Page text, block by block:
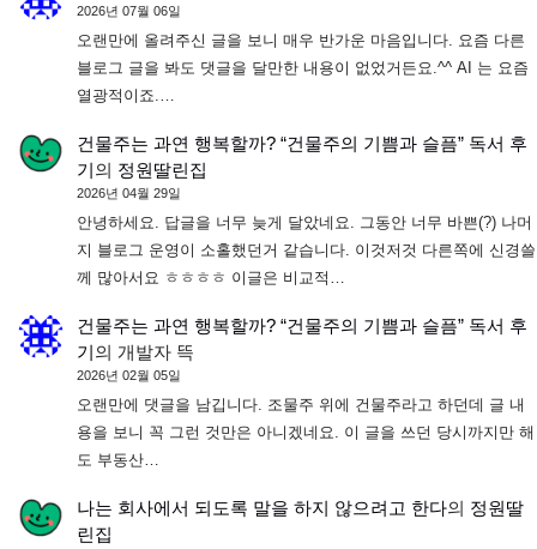
2026년 07월 06일
오랜만에 올려주신 글을 보니 매우 반가운 마음입니다. 요즘 다른
블로그 글을 봐도 댓글을 달만한 내용이 없었거든요.^^ AI 는 요즘
열광적이죠.…
건물주는 과연 행복할까? “건물주의 기쁨과 슬픔” 독서 후
기의 정원딸린집
2026년 04월 29일
안녕하세요. 답글을 너무 늦게 달았네요. 그동안 너무 바쁜(?) 나머
지 블로그 운영이 소홀했던거 같습니다. 이것저것 다른쪽에 신경쓸
께 많아서요 ㅎㅎㅎㅎ 이글은 비교적…
건물주는 과연 행복할까? “건물주의 기쁨과 슬픔” 독서 후
기의 개발자 뜩
2026년 02월 05일
오랜만에 댓글을 남깁니다. 조물주 위에 건물주라고 하던데 글 내
용을 보니 꼭 그런 것만은 아니겠네요. 이 글을 쓰던 당시까지만 해
도 부동산…
나는 회사에서 되도록 말을 하지 않으려고 한다의 정원딸
린집